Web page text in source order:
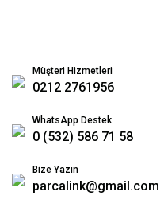
Müşteri Hizmetleri
0212 2761956
WhatsApp Destek
0 (532) 586 71 58
Bize Yazın
parcalink@gmail.com